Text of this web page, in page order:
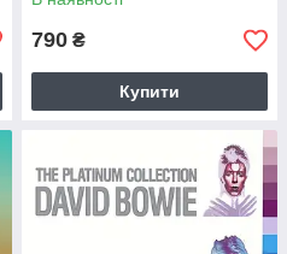
790 ₴
Купити